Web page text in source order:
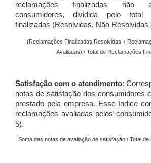
reclamações finalizadas não
consumidores, dividida pelo total
finalizadas (Resolvidas, Não Resolvidas
(Reclamações Finalizadas Resolvidas +
Avaliadas) / Total de Reclamações
Satisfação com o atendimento:
notas de satisfação dos consumidores
prestado pela empresa. Esse índice
reclamações avaliadas pelos
5).
Soma das notas de avaliação de satisfação / Total de